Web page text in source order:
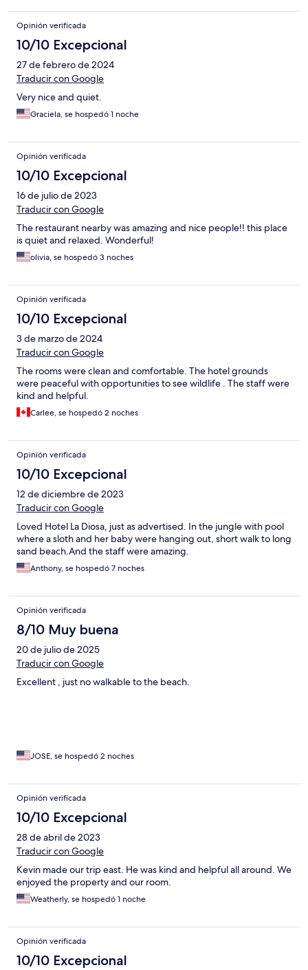
Opinión verificada
10/10 Excepcional
27 de febrero de 2024
Traducir con Google
Very nice and quiet.
Graciela, se hospedó 1 noche
Opinión verificada
10/10 Excepcional
16 de julio de 2023
Traducir con Google
The restaurant nearby was amazing and nice people!! this place
is quiet and relaxed. Wonderful!
olivia, se hospedó 3 noches
Opinión verificada
10/10 Excepcional
3 de marzo de 2024
Traducir con Google
The rooms were clean and comfortable. The hotel grounds
were peaceful with opportunities to see wildlife . The staff were
kind and helpful.
Carlee, se hospedó 2 noches
Opinión verificada
10/10 Excepcional
12 de diciembre de 2023
Traducir con Google
Loved Hotel La Diosa, just as advertised. In the jungle with pool
where a sloth and her baby were hanging out, short walk to long
sand beach.And the staff were amazing.
Anthony, se hospedó 7 noches
Opinión verificada
8/10 Muy buena
20 de julio de 2025
Traducir con Google
Excellent , just no walkable to the beach.
JOSE, se hospedó 2 noches
Opinión verificada
10/10 Excepcional
28 de abril de 2023
Traducir con Google
Kevin made our trip east. He was kind and helpful all around. We
enjoyed the property and our room.
Weatherly, se hospedó 1 noche
Opinión verificada
10/10 Excepcional